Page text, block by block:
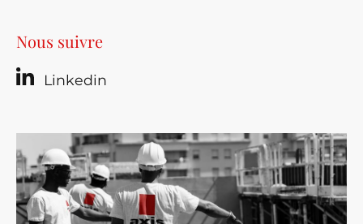
Nous suivre
Linkedin